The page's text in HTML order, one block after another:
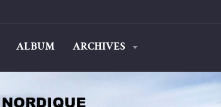
ALBUM ARCHIVES